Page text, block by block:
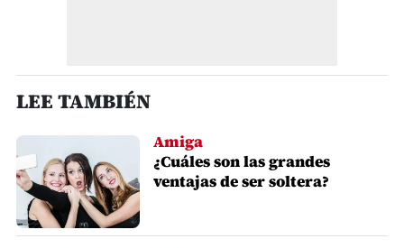
LEE TAMBIÉN
Amiga
¿Cuáles son las grandes
ventajas de ser soltera?